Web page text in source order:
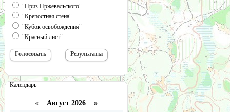
"Приз Пржевальского"
"Крепостная стена"
"Кубок освобождения"
"Красный лист"
Календарь
« Август 2026 »